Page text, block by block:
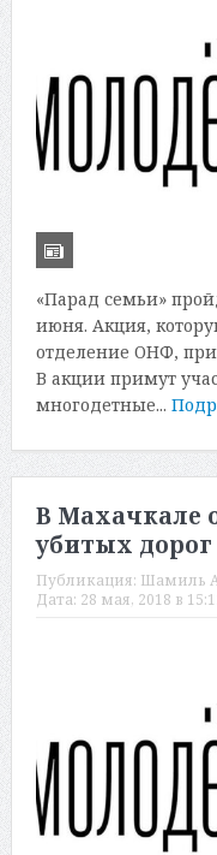
«Парад семьи»
июня. Акция,
отделение ОНФ,
В акции примут
многодетные...
В Махачкале
убитых дорог
Публикация: Шамиль
Дата: 28 мая, 2018 в